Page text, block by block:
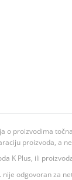
o proizvodima
proizvoda, a
K Plus, ili
odgovoran za